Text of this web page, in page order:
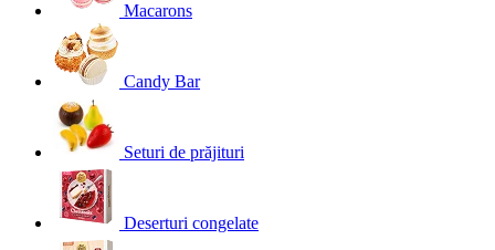
Macarons
Candy Bar
Seturi de prăjituri
Deserturi congelate